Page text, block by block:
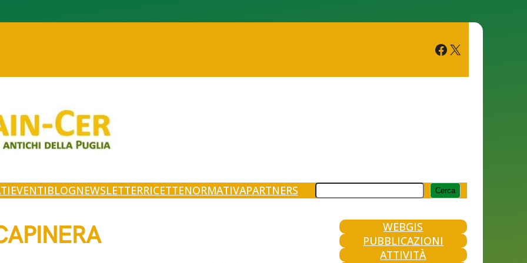
Facebook
X
EVENTIBLOGNEWSLETTERRICETTENORMATIVAPARTNERS Cerca Cerca
WEBGIS
PUBBLICAZIONI
ATTIVITÀ